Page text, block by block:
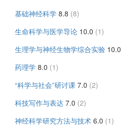
基础神经科学 8.8 (8)
生命科学与医学导论 10.0 (1)
生理学与神经生物学综合实验 10.0
药理学 8.0 (1)
“科学与社会”研讨课 7.0 (2)
科技写作与表达 7.0 (2)
神经科学研究方法与技术 6.0 (1)